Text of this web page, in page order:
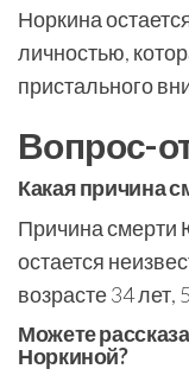
Норкина
личностью,
пристального
Вопрос-
Какая причина
Причина смерти
остается
возрасте 34 лет,
Можете
Норкиной?